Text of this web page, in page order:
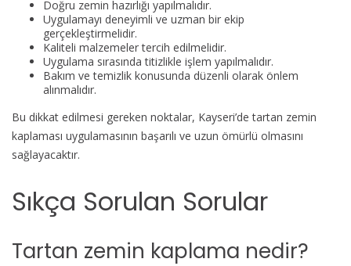
Doğru zemin hazırlığı yapılmalıdır.
Uygulamayı deneyimli ve uzman bir ekip
gerçekleştirmelidir.
Kaliteli malzemeler tercih edilmelidir.
Uygulama sırasında titizlikle işlem yapılmalıdır.
Bakım ve temizlik konusunda düzenli olarak önlem
alınmalıdır.
Bu dikkat edilmesi gereken noktalar, Kayseri’de tartan zemin
kaplaması uygulamasının başarılı ve uzun ömürlü olmasını
sağlayacaktır.
Sıkça Sorulan Sorular
Tartan zemin kaplama nedir?